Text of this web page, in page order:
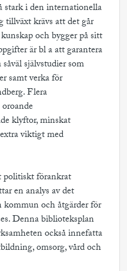
stark i den internationella
tillväxt krävs att det går
och bygger på sitt
är bl a att garantera
självstudier som
samt verka för
Flera
klyftor, minskat
viktigt med
politiskt förankrat
en analys av det
kommun och åtgärder för
Denna biblioteksplan
också innefatta
omsorg, vård och